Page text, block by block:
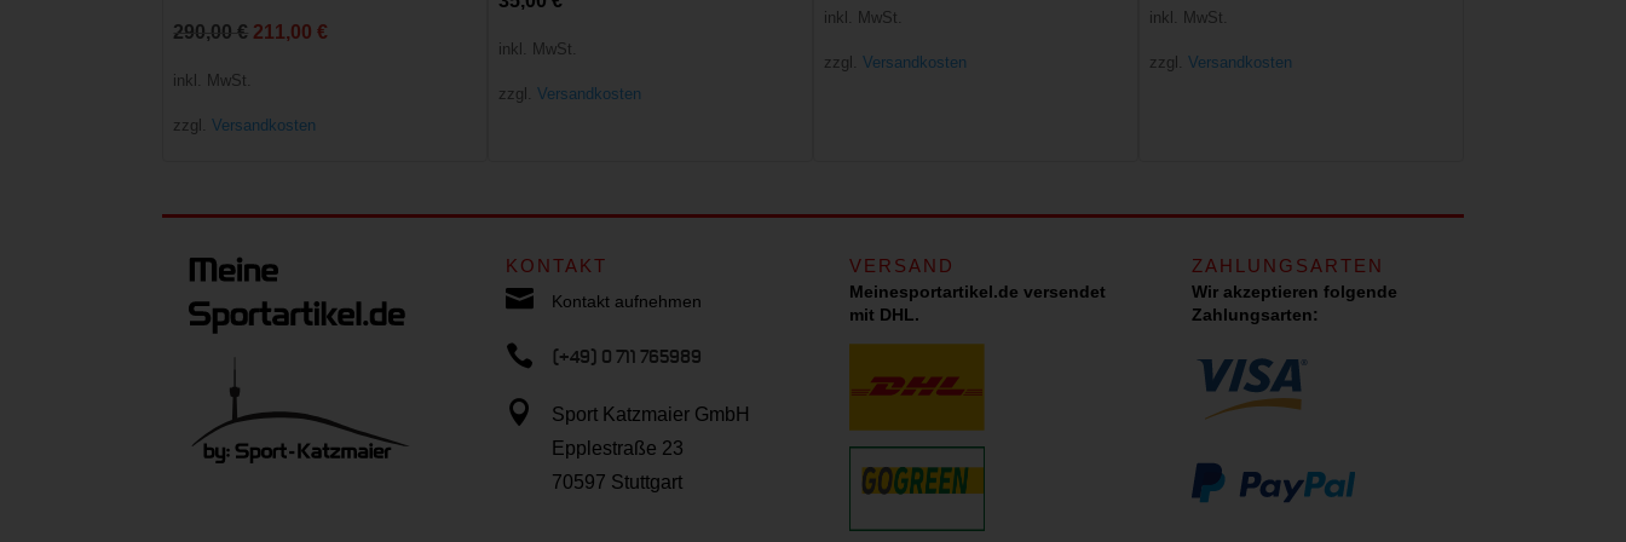
290,00€ Ursprünglicher
211,00€
inkl. MwSt.
zzgl. Versandkosten
inkl. MwSt.
zzgl. Versandkosten
inkl. MwSt.
zzgl. Versandkosten
inkl. MwSt.
zzgl. Versandkosten
KONTAKT
 Kontakt aufnehmen
 (+49) 0 711 765989

Sport Katzmaier GmbH
Epplestraße 23
70597 Stuttgart
VERSAND
Meinesportartikel.de versendet
mit DHL.
ZAHLUNGSARTEN
Wir akzeptieren folgende
Zahlungsarten: